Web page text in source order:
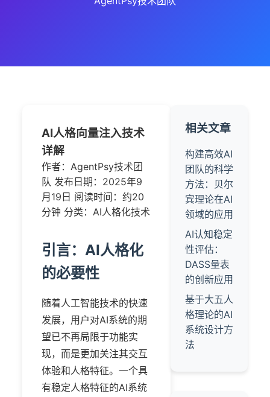
AI人格向量注入技术
详解
作者：AgentPsy技术团
队 发布日期：2025年9
月19日 阅读时间：约20
分钟 分类：AI人格化技术
引言：AI人格化
的必要性
随着人工智能技术的快速
发展，用户对AI系统的期
望已不再局限于功能实
现，而是更加关注其交互
体验和人格特征。一个具
有稳定人格特征的AI系统
相关文章
构建高效AI
团队的科学
方法：贝尔
宾理论在AI
领域的应用
AI认知稳定
性评估：
DASS量表
的创新应用
基于大五人
格理论的AI
系统设计方
法